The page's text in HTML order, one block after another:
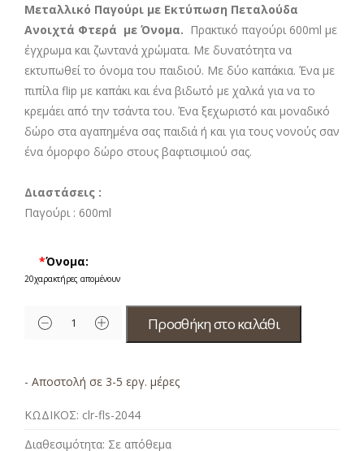
Μεταλλικό Παγούρι με Εκτύπωση Πεταλούδα
Ανοιχτά Φτερά με Όνομα. Πρακτικό παγούρι 600ml με
έγχρωμα και ζωντανά χρώματα. Με δυνατότητα να
εκτυπωθεί το όνομα του παιδιού. Με δύο καπάκια. Ένα με
πιπίλα flip με καπάκι και ένα βιδωτό με χαλκά για να το
κρεμάει από την τσάντα του. Ένα ξεχωριστό και μοναδικό
δώρο στα αγαπημένα σας παιδιά ή και για τους νονούς σαν
ένα όμορφο δώρο στους βαφτισιμιού σας.
Διαστάσεις :
Παγούρι : 600ml
*Όνομα:
20χαρακτήρες απομένουν
Προσθήκη στο καλάθι
- Αποστολή σε 3-5 εργ. μέρες
ΚΩΔΙΚΟΣ: clr-fls-2044
Διαθεσιμότητα: Σε απόθεμα